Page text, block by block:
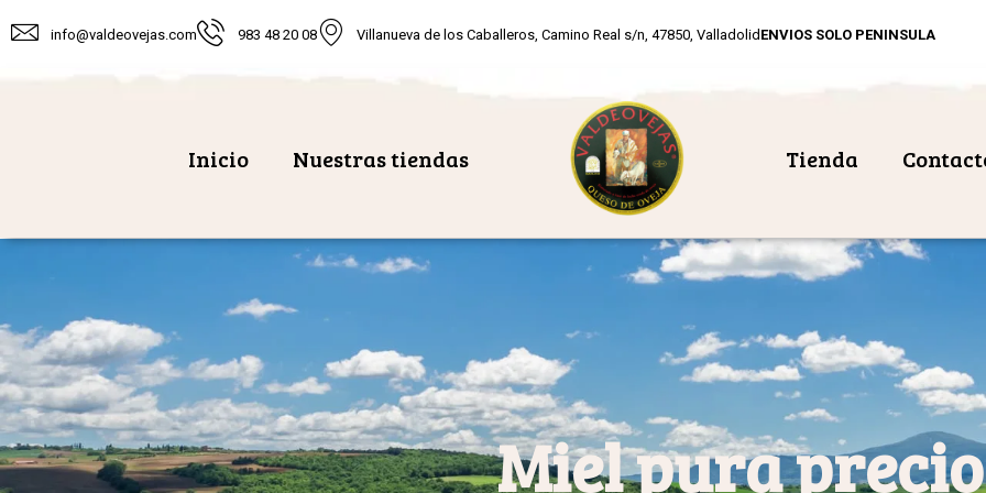
info@valdeovejas.com 983 48 20 08 Villanueva de los Caballeros, Camino Real s/n, 47850, ValladolidENVIOS SOLO PENINSULA
Inicio Nuestras tiendas Tienda
Miel pura precio